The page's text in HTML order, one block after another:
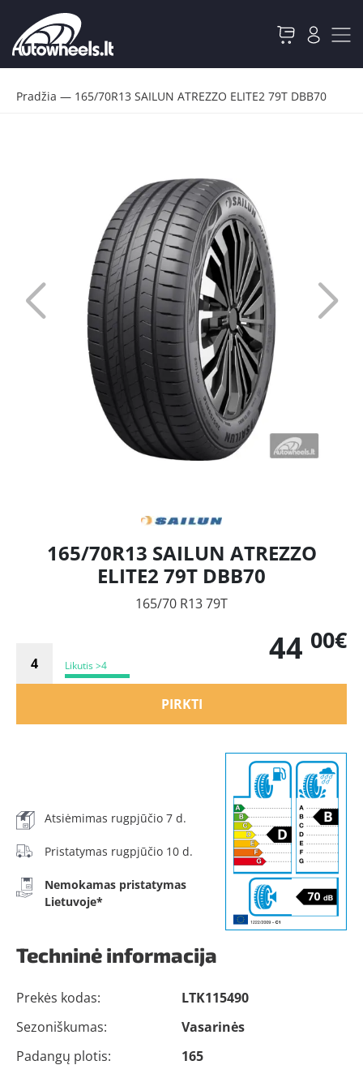
Pradžia — 165/70R13 SAILUN ATREZZO ELITE2 79T DBB70
165/70R13 SAILUN ATREZZO
ELITE2 79T DBB70
165/70 R13 79T
Likutis >4 44 00€
PIRKTI
Atsiėmimas rugpjūčio 7 d.
Pristatymas rugpjūčio 10 d.
Nemokamas pristatymas
Lietuvoje*
Techninė informacija
Prekės kodas:
LTK115490
Sezoniškumas:
Vasarinės
Padangų plotis:
165